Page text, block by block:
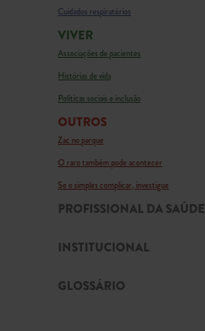
Cuidados respiratórios
VIVER
Associações de pacientes
Histórias de vida
Políticas sociais e inclusão
OUTROS
Zac no parque
O raro também pode acontecer
Se o simples complicar, investigue
PROFISSIONAL DA SAÚDE
INSTITUCIONAL
GLOSSÁRIO